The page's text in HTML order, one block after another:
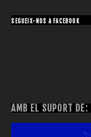
SEGUEIX-NOS A FACEBOOK
AMB EL SUPORT DE: